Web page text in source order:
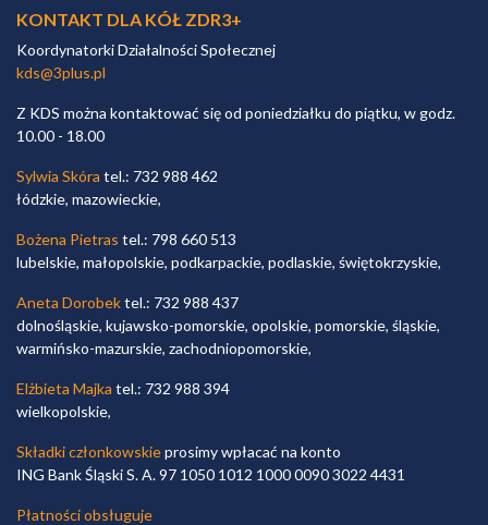
KONTAKT DLA KÓŁ ZDR3+
Koordynatorki Działalności Społecznej
kds@3plus.pl
Z KDS można kontaktować się od poniedziałku do piątku, w godz.
10.00 - 18.00
Sylwia Skóra tel.: 732 988 462
łódzkie, mazowieckie,
Bożena Pietras tel.: 798 660 513
lubelskie, małopolskie, podkarpackie, podlaskie, świętokrzyskie,
Aneta Dorobektel.: 732 988 437
dolnośląskie, kujawsko-pomorskie, opolskie, pomorskie, śląskie,
warmińsko-mazurskie, zachodniopomorskie,
Elżbieta Majka tel.: 732 988 394
wielkopolskie,
Składki członkowskieprosimy wpłacać na konto
ING Bank Śląski S. A. 97 1050 1012 1000 0090 3022 4431
Płatności obsługuje